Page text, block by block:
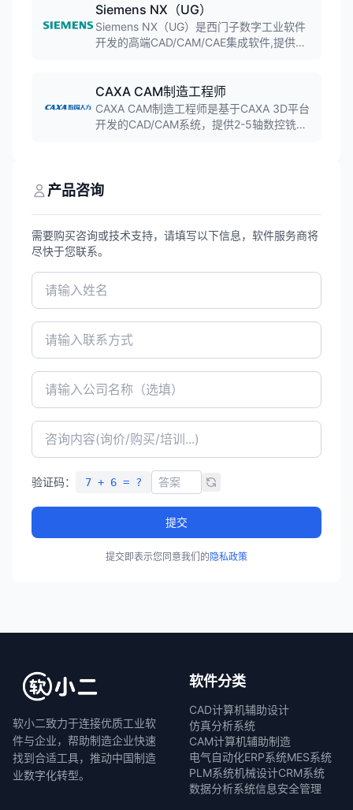
广泛应用于装备制造、模具制造、汽车零部
件等行业。
Siemens NX（UG）
Siemens NX（UG）是西门子数字工业软件
开发的高端CAD/CAM/CAE集成软件,提供从
广泛应用于航空航天、汽车、机械制造等领
域,是全球领先的工业设计软件之一。
CAXA CAM制造工程师
CAXA CAM制造工程师是基于CAXA 3D平台
开发的CAD/CAM系统，提供2-5轴数控铣
代码生成的闭环执行。
产品咨询
需要购买咨询或技术支持，请填写以下信息，软件服务商将
尽快于您联系。
验证码： 7 + 6 = ?
提交
提交即表示您同意我们的隐私政策
软小二致力于连接优质工业软
件与企业，帮助制造企业快速
找到合适工具，推动中国制造
业数字化转型。
软件分类
CAD计算机辅助设计
仿真分析系统
CAM计算机辅助制造
电气自动化ERP系统MES系统
PLM系统机械设计CRM系统
数据分析系统信息安全管理